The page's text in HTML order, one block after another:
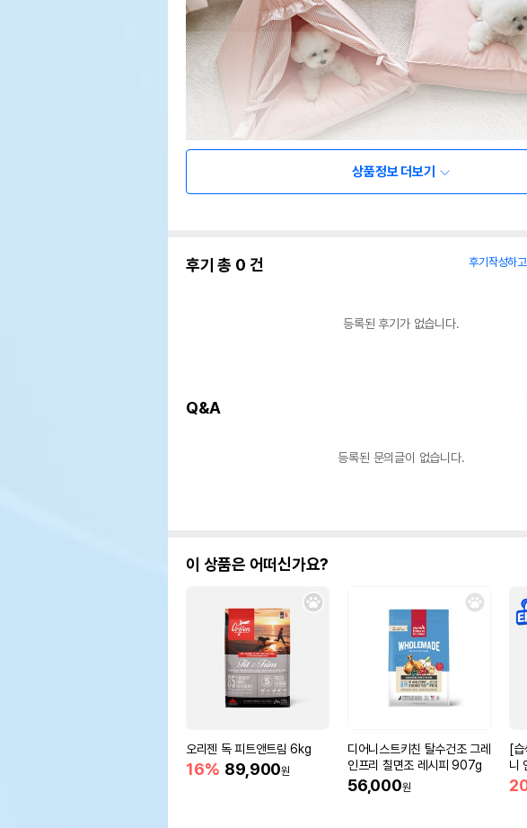
상품정보 더보기
후기 총 0 건 후기작성하
등록된 후기가 없습니다.
Q&A
등록된 문의글이 없습니다.
이 상품은 어떠신가요?
오리젠 독 피트앤트림 6kg
16% 89,900원
디어니스트키친 탈수건조 그레
인프리 칠면조 레시피 907g
56,000원
[습
니
움